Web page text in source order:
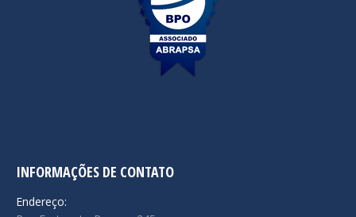
INFORMAÇÕES DE CONTATO
Endereço: